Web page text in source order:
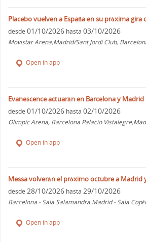
Placebo vuelven a España en su próxima gira
desde 01/10/2026 hasta 03/10/2026
Movistar Arena,Madrid/Sant Jordi Club,
Open in app
Evanescence actuarán en Barcelona y
desde 01/10/2026 hasta 02/10/2026
Olimpic Arena, Barcelona Palacio
Open in app
Messa volverán el próximo octubre a Madrid
desde 28/10/2026 hasta 29/10/2026
Barcelona - Sala Salamandra Madrid - Sala
Open in app